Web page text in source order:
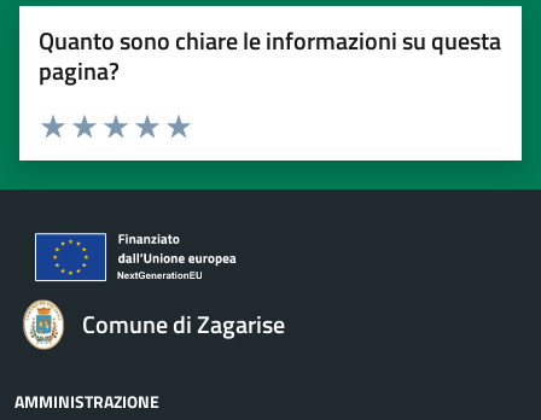
Quanto sono chiare le informazioni su questa
pagina?
Valuta 5 stelle su 5
Valuta 4 stelle su 5
Valuta 3 stelle su 5
Valuta 2 stelle su 5
Valuta 1 stelle su 5
Comune di Zagarise
AMMINISTRAZIONE